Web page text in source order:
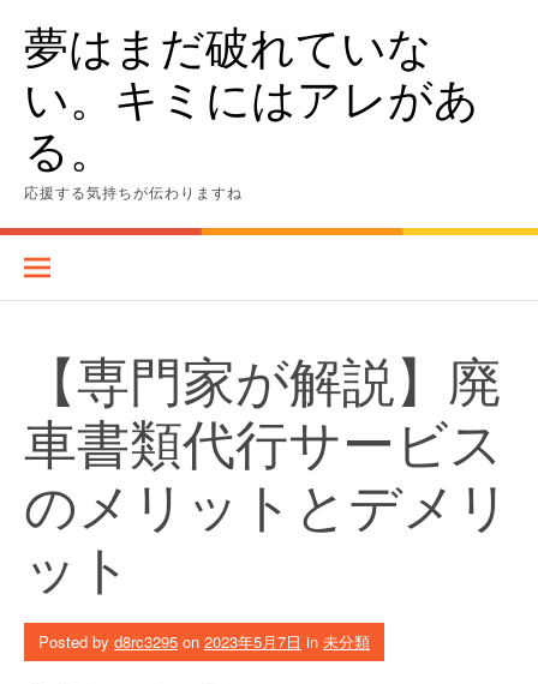
content夢はまだ破れていな
い。キミにはアレがあ
る。
応援する気持ちが伝わりますね
【専門家が解説】廃
車書類代行サービス
のメリットとデメリ
ット
Posted by d8rc3295 on 2023年5月7日 in 未分類